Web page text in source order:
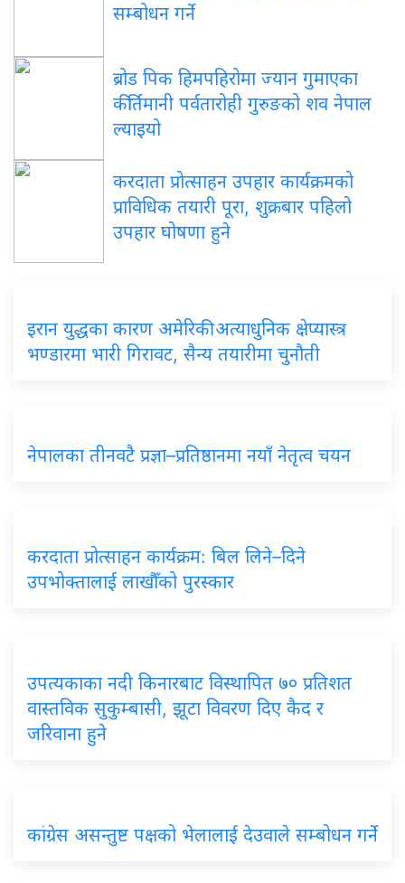
सम्बोधन गर्ने
ब्रोड पिक हिमपहिरोमा ज्यान गुमाएका
कीर्तिमानी पर्वतारोही गुरुङको शव नेपाल
ल्याइयो
करदाता प्रोत्साहन उपहार कार्यक्रमको
प्राविधिक तयारी पूरा, शुक्रबार पहिलो
उपहार घोषणा हुने
इरान युद्धका कारण अमेरिकी अत्याधुनिक क्षेप्यास्त्र
भण्डारमा भारी गिरावट, सैन्य तयारीमा चुनौती
नेपालका तीनवटै प्रज्ञा–प्रतिष्ठानमा नयाँ नेतृत्व चयन
करदाता प्रोत्साहन कार्यक्रम: बिल लिने–दिने
उपभोक्तालाई लाखौँको पुरस्कार
उपत्यकाका नदी किनारबाट विस्थापित ७० प्रतिशत
वास्तविक सुकुम्बासी, झूटा विवरण दिए कैद र
जरिवाना हुने
कांग्रेस असन्तुष्ट पक्षको भेलालाई देउवाले सम्बोधन गर्ने